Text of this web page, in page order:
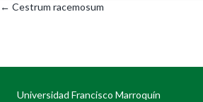
Posts
← Cestrum racemosum
Universidad Francisco Marroquín